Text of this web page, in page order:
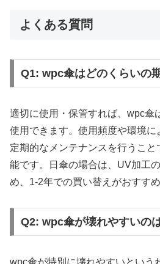
よくある質問
Q1: wpc傘はどのくらいの
適切に使用・保管すれば、wpc傘
使用できます。使用頻度や環境に
定期的なメンテナンスを行うこ
能です。日傘の場合は、UV加工
め、1-2年での買い替えがおすすめ
Q2: wpc傘が壊れやすいの